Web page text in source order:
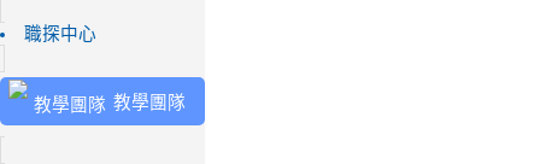
職探中心
教學團隊